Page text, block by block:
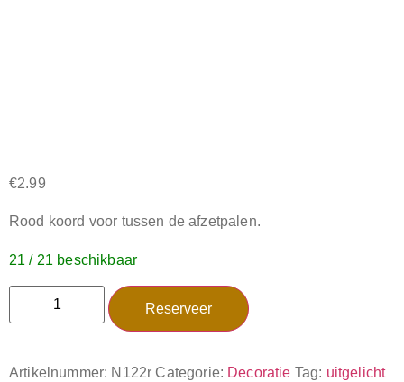
€2.99
Rood koord voor tussen de afzetpalen.
21 / 21 beschikbaar
Reserveer
Artikelnummer: N122r Categorie: Decoratie Tag: uitgelicht